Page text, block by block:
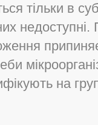
тільки в
на